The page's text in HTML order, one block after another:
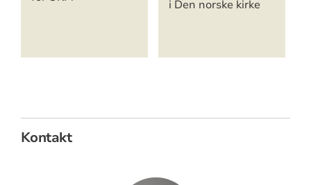
i Den norske kirke
Kontakt